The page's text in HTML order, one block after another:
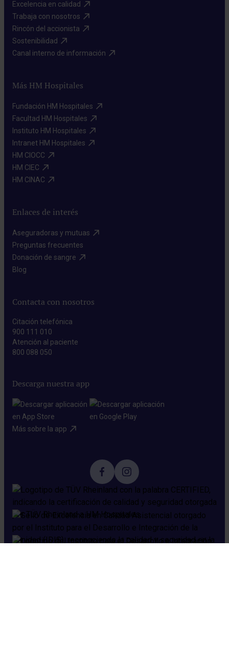
Excelencia en calidad​
Trabaja con nosotros​
Rincón del accionista​
Sostenibilidad​
Canal interno de información​
Más HM Hospitales
Fundación HM Hospitales​
Facultad HM Hospitales​
Instituto HM Hospitales​
Intranet HM Hospitales​
HM CIOCC​
HM CIEC​
HM CINAC​
Enlaces de interés
Aseguradoras y mutuas​
Preguntas frecuentes​
Donación de sangre​
Blog​
Contacta con nosotros
Citación telefónica
900 111 010
Atención al paciente
800 088 050
Descarga nuestra app
Más sobre la app​